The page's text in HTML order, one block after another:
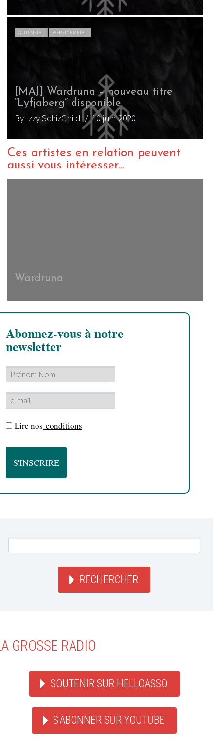
ACTU METAL WEBZINE METAL
[MAJ] Wardruna – nouveau titre
“Lyfjaberg” disponible
By Izzy SchizChild/ 10 juin 2020
Ces artistes en relation peuvent
aussi vous intéresser...
Wardruna
Abonnez-vous à notre
newsletter
Lire nos conditions
RECHERCHER
GROSSE RADIO
SOUTENIR SUR HELLOASSO
S'ABONNER SUR YOUTUBE